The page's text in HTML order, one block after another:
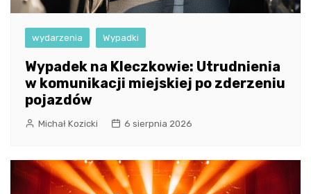
wydarzenia Wypadki
Wypadek na Kleczkowie: Utrudnienia
w komunikacji miejskiej po zderzeniu
pojazdów
Michał Kozicki 6 sierpnia 2026